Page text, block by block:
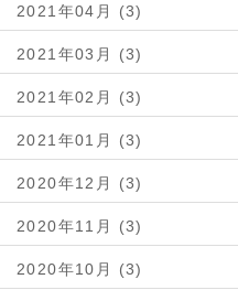
2021年04月 (3)
2021年03月 (3)
2021年02月 (3)
2021年01月 (3)
2020年12月 (3)
2020年11月 (3)
2020年10月 (3)